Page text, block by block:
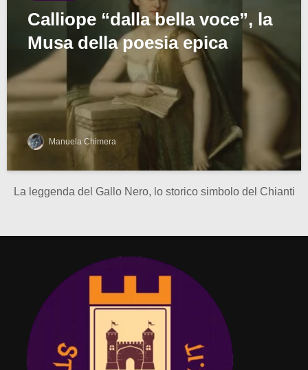
Calliope “dalla bella voce”, la
Musa della poesia epica
Manuela Chimera
La leggenda del Gallo Nero, lo storico simbolo del Chianti